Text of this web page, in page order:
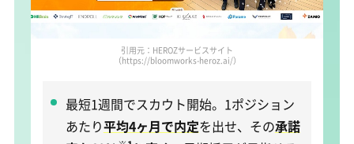
引用元：HEROZサービスサイト
（https://bloomworks-heroz.ai/）
最短1週間でスカウト開始。1ポジション
あたり平均4ヶ月で内定を出せ、その承諾